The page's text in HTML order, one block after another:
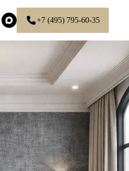
+7 (495) 795-60-35